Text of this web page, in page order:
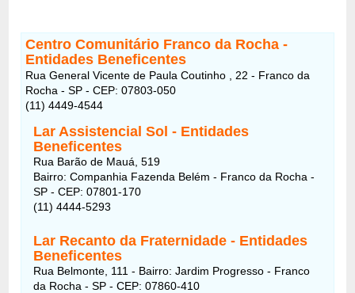
Centro Comunitário Franco da Rocha -
Entidades Beneficentes
Rua General Vicente de Paula Coutinho , 22 - Franco da
Rocha - SP - CEP: 07803-050
(11) 4449-4544
Lar Assistencial Sol - Entidades
Beneficentes
Rua Barão de Mauá, 519
Bairro: Companhia Fazenda Belém - Franco da Rocha -
SP - CEP: 07801-170
(11) 4444-5293
Lar Recanto da Fraternidade - Entidades
Beneficentes
Rua Belmonte, 111 - Bairro: Jardim Progresso - Franco
da Rocha - SP - CEP: 07860-410